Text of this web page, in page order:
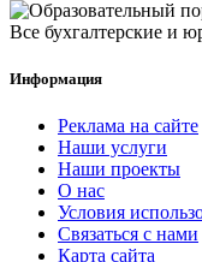
Все бухгалтерские и
Информация
Реклама на сайте
Наши услуги
Наши проекты
О нас
Условия
Связаться с нами
Карта сайта